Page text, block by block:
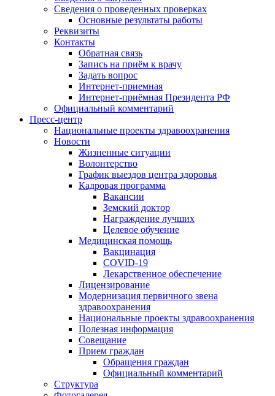
Сведения о проведенных проверках
Основные результаты работы
Реквизиты
Контакты
Обратная связь
Запись на приём к врачу
Задать вопрос
Интернет-приемная
Интернет-приёмная Президента РФ
Официальный комментарий
Пресс-центр
Национальные проекты здравоохранения
Новости
Жизненные ситуации
Волонтерство
График выездов центра здоровья
Кадровая программа
Вакансии
Земский доктор
Награждение лучших
Целевое обучение
Медицинская помощь
Вакцинация
COVID-19
Лекарственное обеспечение
Лицензирование
Модернизация первичного звена
здравоохранения
Национальные проекты здравоохранения
Полезная информация
Совещание
Прием граждан
Обращения граждан
Официальный комментарий
Структура